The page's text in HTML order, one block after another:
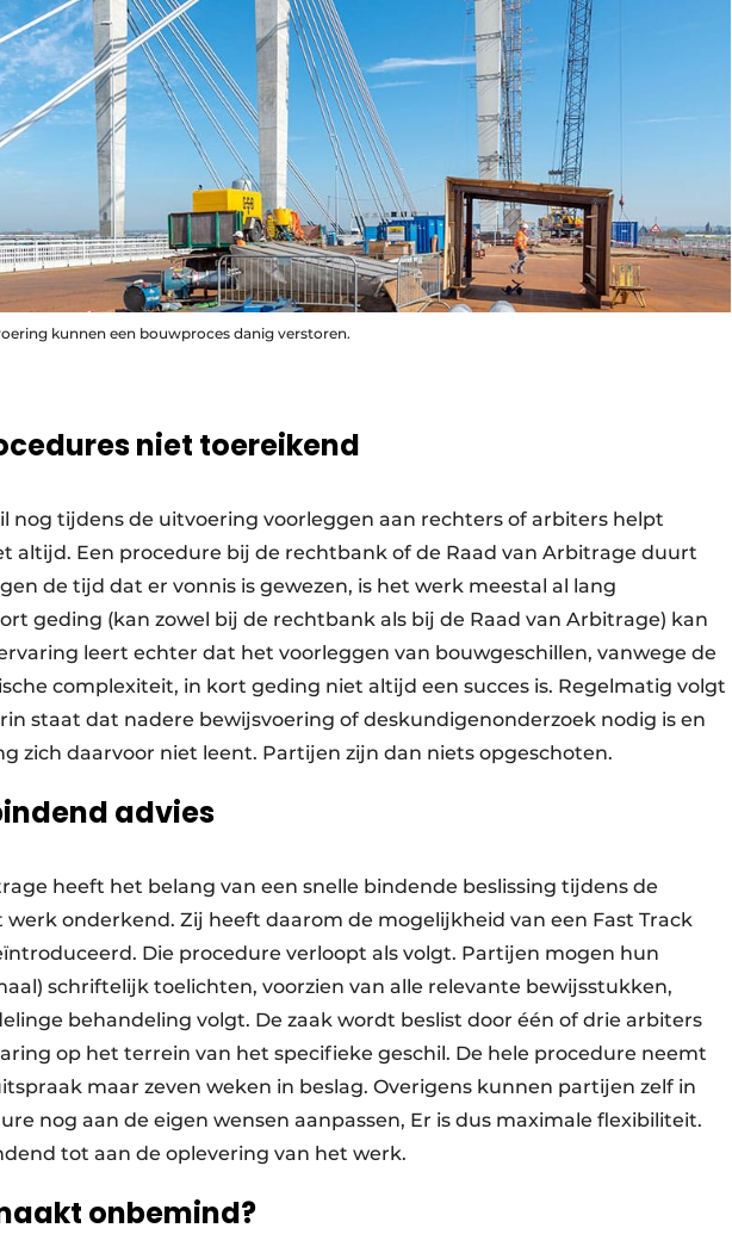
kunnen een bouwproces danig verstoren.
niet toereikend
nog tijdens de uitvoering voorleggen aan rechters of arbiters helpt
altijd. Een procedure bij de rechtbank of de Raad van Arbitrage duurt
de tijd dat er vonnis is gewezen, is het werk meestal al lang
geding (kan zowel bij de rechtbank als bij de Raad van Arbitrage) kan
leert echter dat het voorleggen van bouwgeschillen, vanwege de
complexiteit, in kort geding niet altijd een succes is. Regelmatig volgt
staat dat nadere bewijsvoering of deskundigenonderzoek nodig is en
zich daarvoor niet leent. Partijen zijn dan niets opgeschoten.
advies
heeft het belang van een snelle bindende beslissing tijdens de
onderkend. Zij heeft daarom de mogelijkheid van een Fast Track
Die procedure verloopt als volgt. Partijen mogen hun
schriftelijk toelichten, voorzien van alle relevante bewijsstukken,
behandeling volgt. De zaak wordt beslist door één of drie arbiters
op het terrein van het specifieke geschil. De hele procedure neemt
maar zeven weken in beslag. Overigens kunnen partijen zelf in
nog aan de eigen wensen aanpassen, Er is dus maximale flexibiliteit.
tot aan de oplevering van het werk.
onbemind?